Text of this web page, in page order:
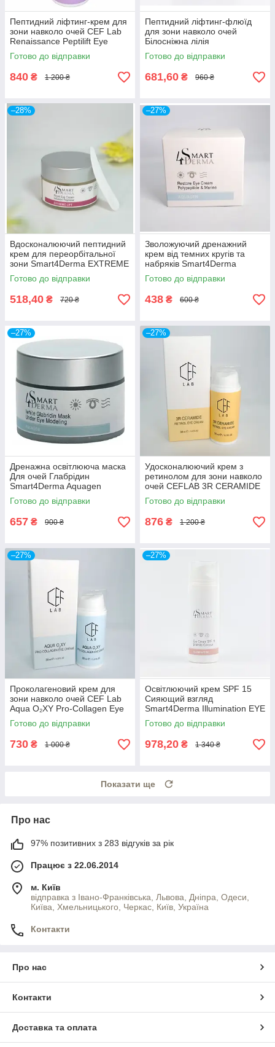
Пептидний ліфтинг-крем для
зони навколо очей CEF Lab
Renaissance Peptilift Eye
Cream
Готово до відправки
840 ₴ 1 200 ₴
Пептидний ліфтинг-флюїд
для зони навколо очей
Білосніжна лілія
Smart4Derma Age
Performance P-LIFT EYE
Готово до відправки
681,60 ₴ 960 ₴
–28%
Вдосконалюючий пептидний
крем для переорбітальної
зони Smart4Derma EXTREME
LIFT ROYAL EYE CREAM
INFUSION PEPTIDES
Готово до відправки
518,40 ₴ 720 ₴
–27%
Зволожуючий дренажний
крем від темних кругів та
набряків Smart4Derma
Aquagen RESTORE EYE
CREAM
Готово до відправки
438 ₴ 600 ₴
–27%
Дренажна освітлююча маска
Для очей Глабрідин
Smart4Derma Aquagen
WHITE GLABRIDIN MASK
UNDER EYE MODELING
Готово до відправки
657 ₴ 900 ₴
–27%
Удосконалюючий крем з
ретинолом для зони навколо
очей CEFLAB 3R CERAMIDE
RETINOL EYE CREAM
Готово до відправки
876 ₴ 1 200 ₴
–27%
Проколагеновий крем для
зони навколо очей CEF Lab
Aqua O₂XY Pro-Collagen Eye
Cream 30 мл
Готово до відправки
730 ₴ 1 000 ₴
–27%
Освітлюючий крем SPF 15
Сияющий взгляд
Smart4Derma Illumination EYE
CREAM SPF 15 B-WHITE
CONTOUR 100мл
Готово до відправки
978,20 ₴ 1 340 ₴
Показати ще
Про нас
97% позитивних з 283 відгуків за рік
Працює з 22.06.2014
м. Київ
відправка з Івано-Франківська, Львова, Дніпра, Одеси,
Київа, Хмельницького, Черкас, Київ, Україна
Контакти
Про нас
Контакти
Доставка та оплата